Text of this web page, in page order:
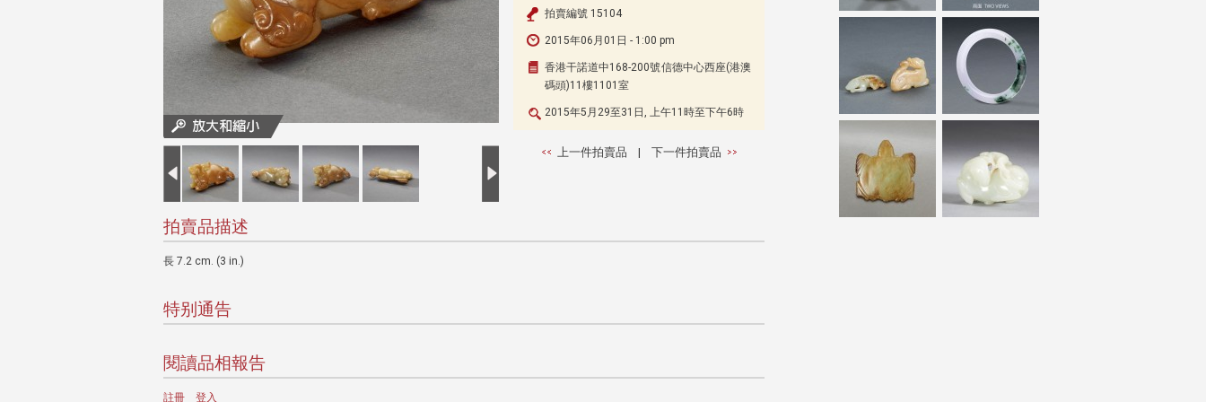
拍賣編號 15104
2015年06月01日 - 1:00 pm
香港干諾道中168-200號信德中心西座(港澳
碼頭)11樓1101室
2015年5月29至31日, 上午11時至下午6時
上一件拍賣品 | 下一件拍賣品
拍賣品描述
長 7.2 cm. (3 in.)
特别通告
閱讀品相報告
註冊 登入